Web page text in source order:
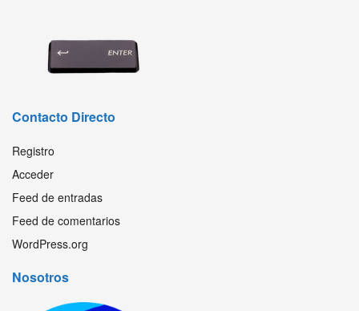
Contacto Directo
Registro
Acceder
Feed de entradas
Feed de comentarios
WordPress.org
Nosotros